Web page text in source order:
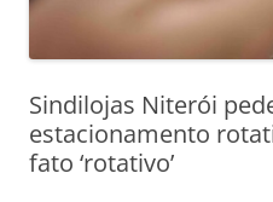
Sindilojas Niterói
estacionamento
fato ‘rotativo’